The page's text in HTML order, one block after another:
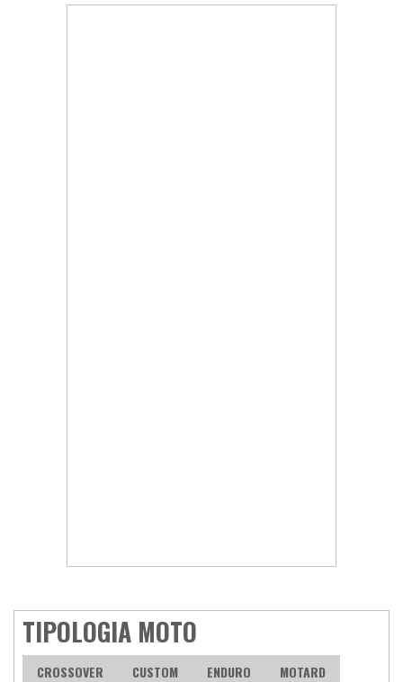
TIPOLOGIA MOTO
CROSSOVER CUSTOM ENDURO
MOTARD